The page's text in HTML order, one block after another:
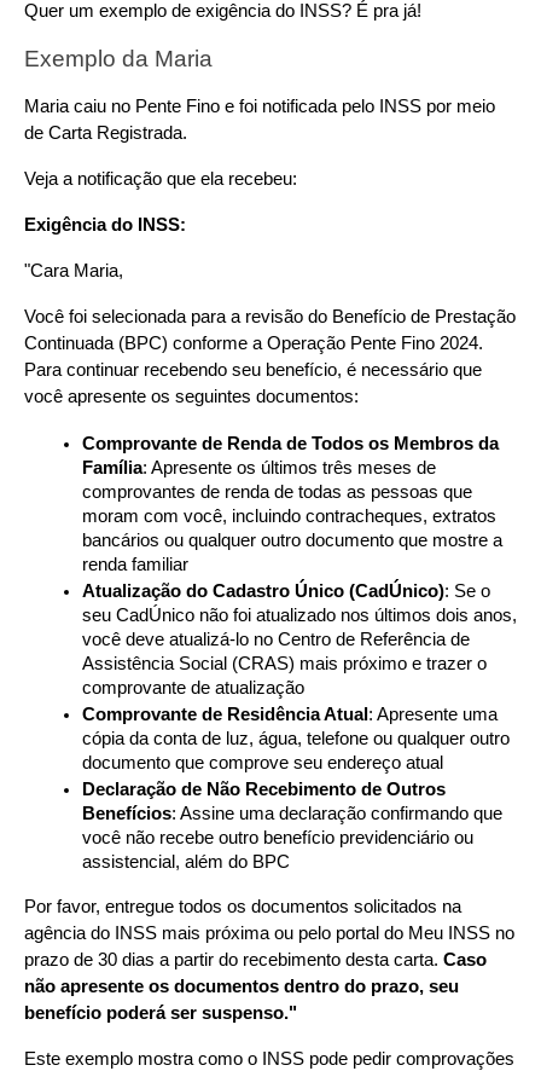
Quer um exemplo de exigência do INSS? É pra já!
Exemplo da Maria
Maria caiu no Pente Fino e foi notificada pelo INSS por meio
de Carta Registrada.
Veja a notificação que ela recebeu:
Exigência do INSS:
"Cara Maria,
Você foi selecionada para a revisão do Benefício de Prestação
Continuada (BPC) conforme a Operação Pente Fino 2024.
Para continuar recebendo seu benefício, é necessário que
você apresente os seguintes documentos:
Comprovante de Renda de Todos os Membros da
Família: Apresente os últimos três meses de
comprovantes de renda de todas as pessoas que
moram com você, incluindo contracheques, extratos
bancários ou qualquer outro documento que mostre a
renda familiar
Atualização do Cadastro Único (CadÚnico): Se o
seu CadÚnico não foi atualizado nos últimos dois anos,
você deve atualizá-lo no Centro de Referência de
Assistência Social (CRAS) mais próximo e trazer o
comprovante de atualização
Comprovante de Residência Atual : Apresente uma
cópia da conta de luz, água, telefone ou qualquer outro
documento que comprove seu endereço atual
Declaração de Não Recebimento de Outros
Benefícios: Assine uma declaração confirmando que
você não recebe outro benefício previdenciário ou
assistencial, além do BPC
Por favor, entregue todos os documentos solicitados na
agência do INSS mais próxima ou pelo portal do Meu INSS no
prazo de 30 dias a partir do recebimento desta carta. Caso
não apresente os documentos dentro do prazo, seu
benefício poderá ser suspenso."
Este exemplo mostra como o INSS pode pedir comprovações